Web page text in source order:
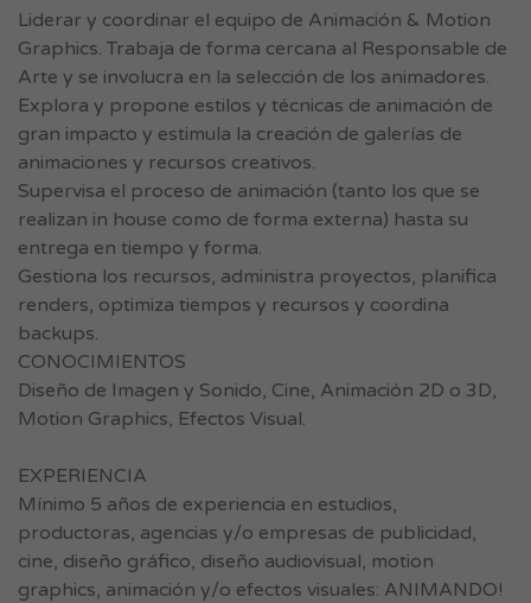
Liderar y coordinar el equipo de Animación & Motion
Graphics. Trabaja de forma cercana al Responsable de
Arte y se involucra en la selección de los animadores.
Explora y propone estilos y técnicas de animación de
gran impacto y estimula la creación de galerías de
animaciones y recursos creativos.
Supervisa el proceso de animación (tanto los que se
realizan in house como de forma externa) hasta su
entrega en tiempo y forma.
Gestiona los recursos, administra proyectos, planifica
renders, optimiza tiempos y recursos y coordina
backups.
CONOCIMIENTOS
Diseño de Imagen y Sonido, Cine, Animación 2D o 3D,
Motion Graphics, Efectos Visual.
EXPERIENCIA
Mínimo 5 años de experiencia en estudios,
productoras, agencias y/o empresas de publicidad,
cine, diseño gráfico, diseño audiovisual, motion
graphics, animación y/o efectos visuales: ANIMANDO!